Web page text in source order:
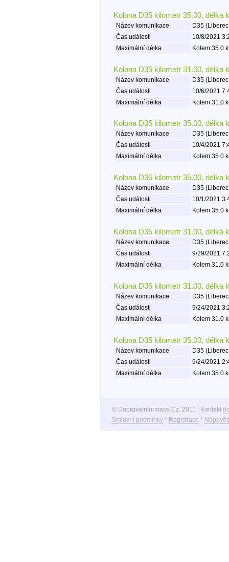
Kolona D35 kilometr 35.00, délka
Název komunikace
D35
Čas události
10/8/2021
Maximální délka
Kolem 35.0
Kolona D35 kilometr 31.00, délka
Název komunikace
D35
Čas události
10/6/2021
Maximální délka
Kolem 31.0
Kolona D35 kilometr 35.00, délka
Název komunikace
D35
Čas události
10/4/2021
Maximální délka
Kolem 35.0
Kolona D35 kilometr 35.00, délka
Název komunikace
D35
Čas události
10/1/2021
Maximální délka
Kolem 35.0
Kolona D35 kilometr 31.00, délka
Název komunikace
D35
Čas události
9/29/2021
Maximální délka
Kolem 31.0
Kolona D35 kilometr 31.00, délka
Název komunikace
D35
Čas události
9/24/2021
Maximální délka
Kolem 31.0
Kolona D35 kilometr 35.00, délka
Název komunikace
D35
Čas události
9/24/2021
Maximální délka
Kolem 35.0
© DopravaInformace.Cz, 2011 | Kontakt
Smluvní podmínky* Registrace *